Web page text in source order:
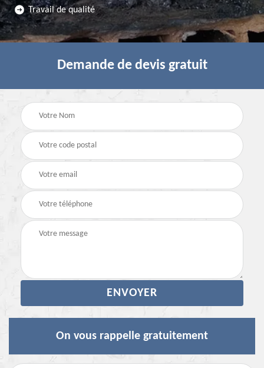
Travail de qualité
Demande de devis gratuit
On vous rappelle gratuitement